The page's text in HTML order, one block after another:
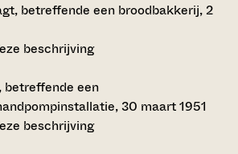
betreffende een broodbakkerij, 2
beschrijving
betreffende een
30 maart 1951
beschrijving